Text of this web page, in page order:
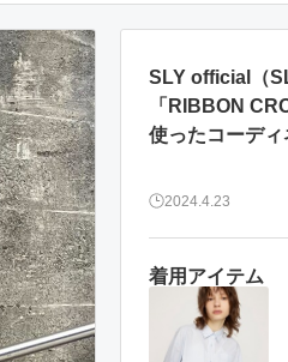
着用アイテム
SLY official（
「RIBBON
使ったコーディ
2024.4.23